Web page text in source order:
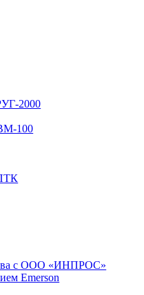
2000
100
с ООО «ИНПРОС»
Emerson